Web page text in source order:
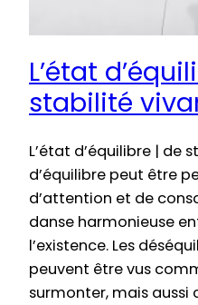
L’état
stabilité
L’état d’équilibre | de
d’équilibre peut être
d’attention et de
danse harmonieuse
l’existence. Les
peuvent être vus
surmonter, mais aussi